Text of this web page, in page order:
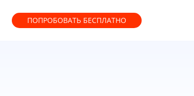
ПОПРОБОВАТЬ БЕСПЛАТНО